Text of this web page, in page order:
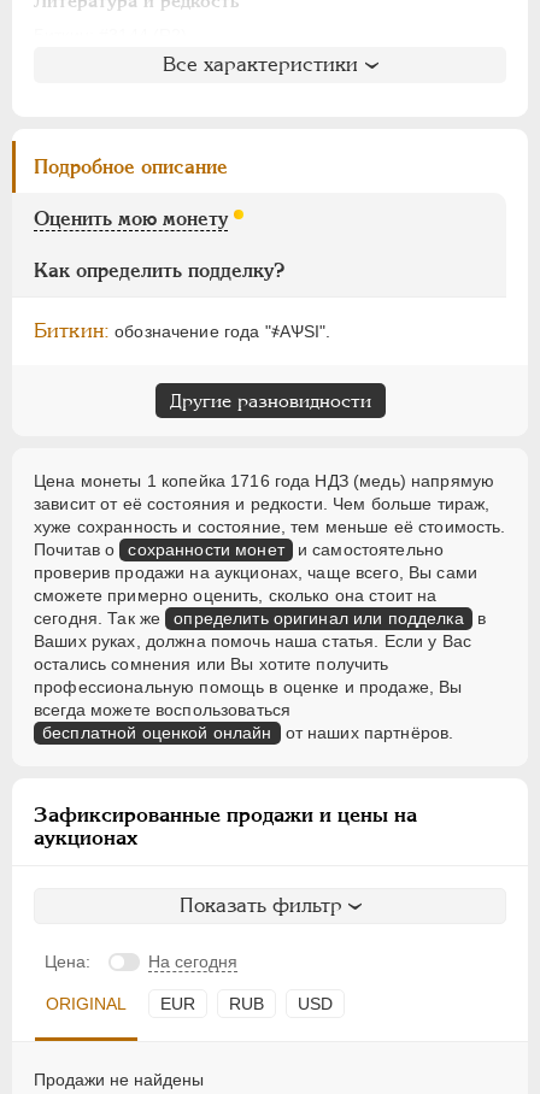
: не вошла в описание
Семёнов: не вошла в описание
ГМ
Брекке: 245 (черта, 75$)
Все характеристики
Подробное описание
Оценить мою монету
Как определить подделку?
Биткин: обозначение года "҂АѰSI".
Другие разновидности
Цена монеты 1 копейка 1716 года НДЗ (медь) напрямую
зависит от её состояния и редкости. Чем больше тираж,
хуже сохранность и состояние, тем меньше её стоимость.
Почитав о сохранности монет и самостоятельно
проверив продажи на аукционах, чаще всего, Вы сами
сможете примерно оценить, сколько она стоит на
сегодня. Так же определить оригинал или подделка в
Ваших руках, должна помочь наша статья. Если у Вас
остались сомнения или Вы хотите получить
профессиональную помощь в оценке и продаже, Вы
всегда можете воспользоваться
бесплатной оценкой онлайн от наших партнёров.
Зафиксированные продажи и цены на
аукционах
Показать фильтр
Цена: На сегодня
ORIGINAL EUR RUB USD
Продажи не найдены
1855-1881
ВРЕМЕННОЕ ПРАВ. 1917-1918